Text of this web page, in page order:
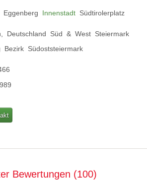
Eggenberg Innenstadt Südtirolerplatz
Deutschland Süd & West Steiermark
Bezirk Südoststeiermark
Bewertungen 100